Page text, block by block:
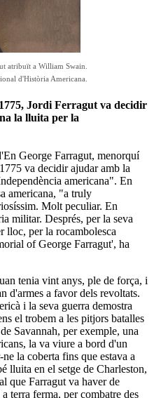
atribuït a William Swain.
d'Història Americana.
Jordi Ferragut va decidir
la lluita per la
George Farragut, menorquí
va decidir ajudar amb la
americana". En
americana, "a truly
Molt peculiar. En
militar. Després, per la seva
lloc, per la rocambolesca
of George Farragut', ha
tenia vint anys, ple de força, i
d'armes a favor dels revoltats.
i la seva guerra demostra
el trobem a les pitjors batalles
Savannah, per exemple, una
la va viure a bord d'un
la coberta fins que estava a
lluita en el setge de Charleston,
que Farragut va haver de
terra ferma, per combatre des